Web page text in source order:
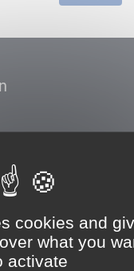
cookies and
what you
activate